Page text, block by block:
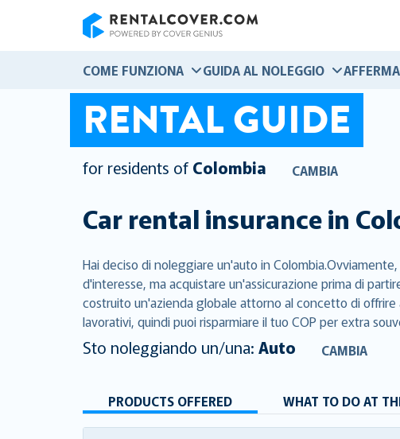
COME FUNZIONA GUIDA AL NOLEGGIO
RENTAL GUIDE
for residents of Colombia CAMBIA
Car rental insurance in
Hai deciso di noleggiare un'auto in
d'interesse, ma acquistare un'assicurazione prima di
costruito un'azienda globale attorno al concetto di
lavorativi, quindi puoi risparmiare il tuo COP per extra
Sto noleggiando un/una: Auto CAMBIA
PRODUCTS OFFERED WHAT TO DO AT